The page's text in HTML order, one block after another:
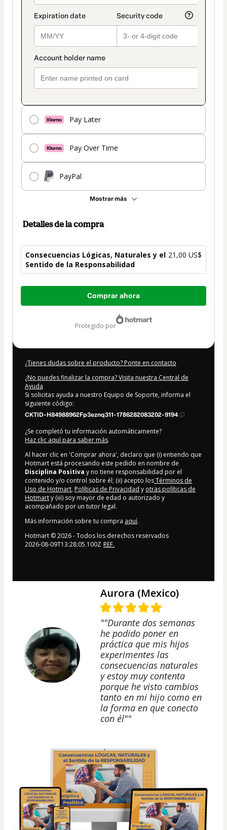
Pay Later
Pay Over Time
PayPal
Mostrar más
Detalles de la compra
Consecuencias Lógicas, Naturales y el
Sentido de la Responsabilidad
21,00 US$
Total
Comprar ahora
protegido por
¿Tienes dudas sobre el producto? Ponte en contacto
¿No puedes finalizar la compra? Visita nuestra Central de
Ayuda
Si solicitas ayuda a nuestro Equipo de Soporte, informa el
siguiente código:
CKTID-H84988962Fp3eznq311-1786282083202-9194
¿Se completó tu información automáticamente?
Haz clic aquí para saber más.
Al hacer clic en 'Comprar ahora', declaro que (i) entiendo que
Hotmart está procesando este pedido en nombre de
Disciplina Positiva y no tiene responsabilidad por el
contenido y/o control sobre él; (ii) acepto losTérminos de
Uso de Hotmart, Políticas de Privacidad y otras políticas de
Hotmarty (iii) soy mayor de edad o autorizado y
acompañado por un tutor legal.
Más información sobre tu compra aquí.
Hotmart ©2026- Todos los derechos reservados
2026-08-09T13:28:05.100Z REF.
Aurora (Mexico)
""Durante dos semanas
he podido poner en
práctica que mis hijos
experimentes las
consecuencias naturales
y estoy muy contenta
porque he visto cambios
tanto en mi hijo como en
la forma en que conecto
con él""